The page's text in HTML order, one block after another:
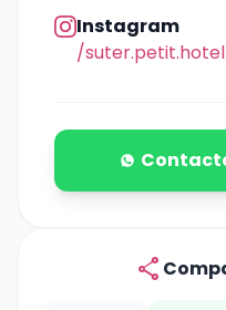
Instagram
/suter.petit.hotel
share